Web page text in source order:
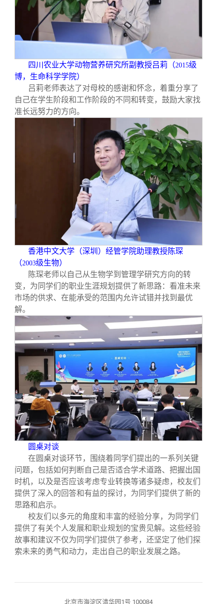
四川农业大学动物营养研究所副教授吕莉（2015级
博，生命科学学院）
吕莉老师表达了对母校的感谢和怀念，着重分享了
自己在学生阶段和工作阶段的不同和转变，鼓励大家找
准长远努力的方向。
香港中文大学（深圳）经管学院助理教授陈琛
（2003级生物）
陈琛老师以自己从生物学到管理学研究方向的转
变，为同学们的职业生涯规划提供了新思路：看准未来
市场的供求、在能承受的范围内允许试错并找到最优
解。
圆桌对谈
在圆桌对谈环节，围绕着同学们提出的一系列关键
问题，包括如何判断自己是否适合学术道路、把握出国
时机，以及是否应该考虑专业转换等诸多疑虑，校友们
提供了深入的回答和有益的探讨，为同学们提供了新的
思路和启示。
校友们以多元的角度和丰富的经验分享，为同学们
提供了有关个人发展和职业规划的宝贵见解。这些经验
故事和建议不仅为同学们提供了参考，还坚定了他们探
索未来的勇气和动力，走出自己的职业发展之路。
北京市海淀区清华园1号 100084